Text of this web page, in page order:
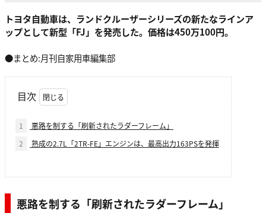
トヨタ自動車は、ランドクルーザーシリーズの新たなラインア
ップとして新型「FJ」を発売した。価格は450万100円。
●まとめ:月刊自家用車編集部
目次
1
悪路を制する「刷新されたラダーフレーム」
2
熟成の2.7L「2TR-FE」エンジンは、最高出力163PSを発揮
悪路を制する「刷新されたラダーフレーム」